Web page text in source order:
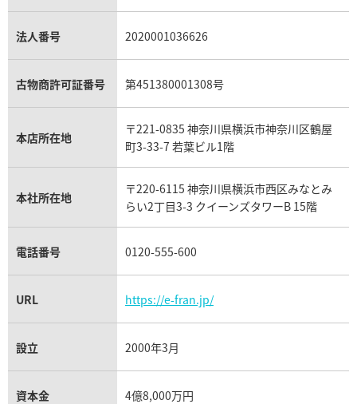
309,000円
銀・シルバー買取
パラジウム買取
キャッツアイ買取
アクアマリン買取
ヴァシュロン・コンスタンタン買取
オメガ買取
カルティエ買取
フランク ミュラー買取
リシャール・ミル買取
パネライ買取
チューダー（チュードル）買取
セリーヌ買取
プラダ買取
ダミアーニ買取
モーブッサン買取
法人番号 2020001036626
古物商許可証番号 第451380001308号
本店所在地
〒221-0835 神奈川県横浜市神奈川区鶴屋
町3-33-7 若葉ビル1階
本社所在地
〒220-6115 神奈川県横浜市西区みなとみ
らい2丁目3-3 クイーンズタワーB 15階
電話番号 0120-555-600
URL https://e-fran.jp/
設立 2000年3月
資本金 4億8,000万円